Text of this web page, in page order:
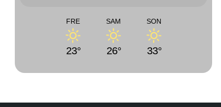
FRE
23°
SAM
26°
SON
33°